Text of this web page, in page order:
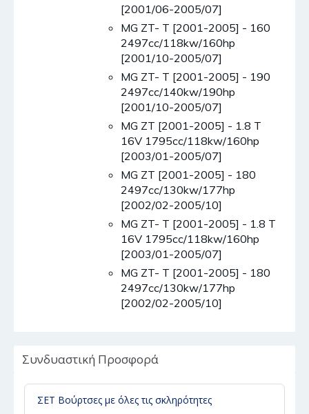
[2001/06-2005/07]
MG ZT- T [2001-2005] - 160
2497cc/118kw/160hp
[2001/10-2005/07]
MG ZT- T [2001-2005] - 190
2497cc/140kw/190hp
[2001/10-2005/07]
MG ZT [2001-2005] - 1.8 T
16V 1795cc/118kw/160hp
[2003/01-2005/07]
MG ZT [2001-2005] - 180
2497cc/130kw/177hp
[2002/02-2005/10]
MG ZT- T [2001-2005] - 1.8 T
16V 1795cc/118kw/160hp
[2003/01-2005/07]
MG ZT- T [2001-2005] - 180
2497cc/130kw/177hp
[2002/02-2005/10]
Συνδυαστική Προσφορά
ΣΕΤ Βούρτσες με όλες τις σκληρότητες